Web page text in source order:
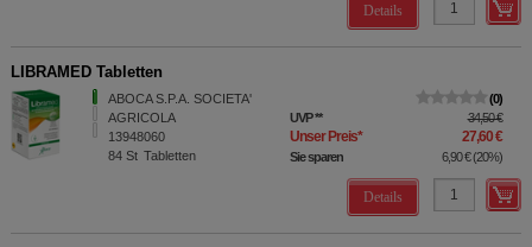
Details
LIBRAMED Tabletten
ABOCA S.P.A. SOCIETA'
AGRICOLA
13948060
84 St Tabletten
0
UVP** 34,50 €
Unser Preis* 27,60 €
Sie sparen 6,90 €(20%)
Details